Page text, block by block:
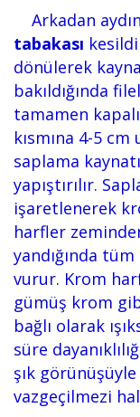
Arkadan
tabakası
dönülerek
bakıldığında
tamamen
kısmına 4-5
saplama
yapıştırılır.
işaretlenerek
harfler
yandığında
vurur. Krom
gümüş krom
bağlı olarak
süre
şık
vazgeçilmezi